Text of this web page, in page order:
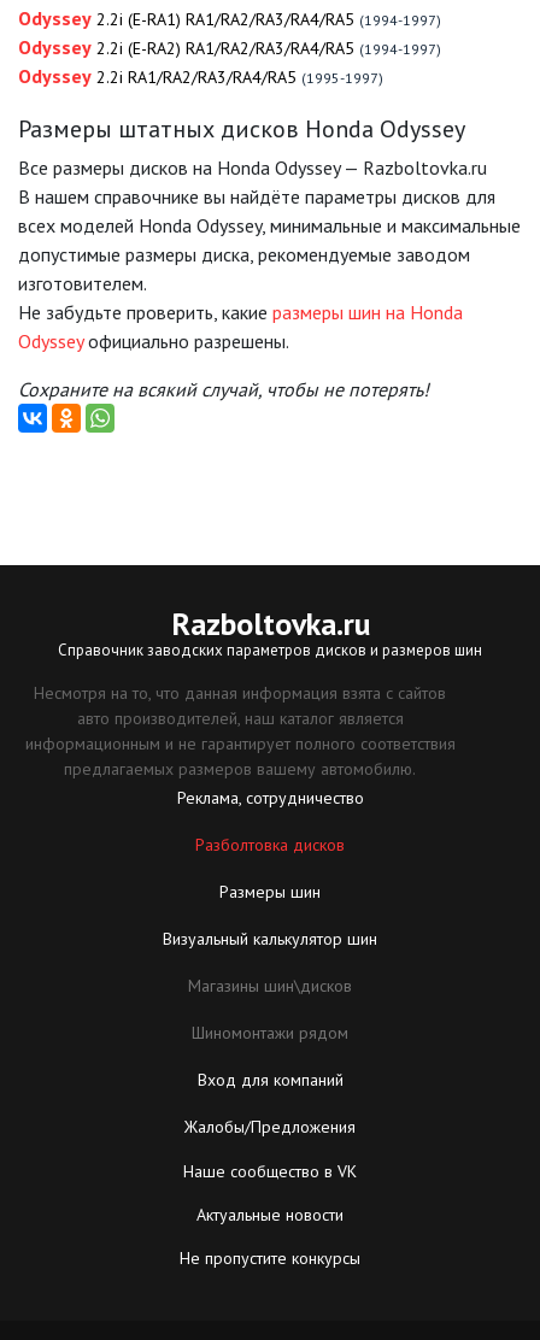
Odyssey 2.2i (E-RA1) RA1/RA2/RA3/RA4/RA5 (1994-1997)
Odyssey 2.2i (E-RA2) RA1/RA2/RA3/RA4/RA5 (1994-1997)
Odyssey 2.2i RA1/RA2/RA3/RA4/RA5 (1995-1997)
Размеры штатных дисков Honda Odyssey
Все размеры дисков на Honda Odyssey — Razboltovka.ru
В нашем справочнике вы найдёте параметры дисков для
всех моделей Honda Odyssey, минимальные и максимальные
допустимые размеры диска, рекомендуемые заводом
изготовителем.
Не забудьте проверить, какие размеры шин на Honda
Odysseyофициально разрешены.
Сохраните на всякий случай, чтобы не потерять!
Razboltovka.ru
Справочник заводских параметров дисков и размеров шин
Несмотря на то, что данная информация взята с сайтов
авто производителей, наш каталог является
информационным и не гарантирует полного соответствия
предлагаемых размеров вашему автомобилю.
Реклама, сотрудничество
Разболтовка дисков
Размеры шин
Визуальный калькулятор шин
Магазины шин\дисков
Шиномонтажи рядом
Вход для компаний
Жалобы/Предложения
Наше сообщество в VK
Актуальные новости
Не пропустите конкурсы